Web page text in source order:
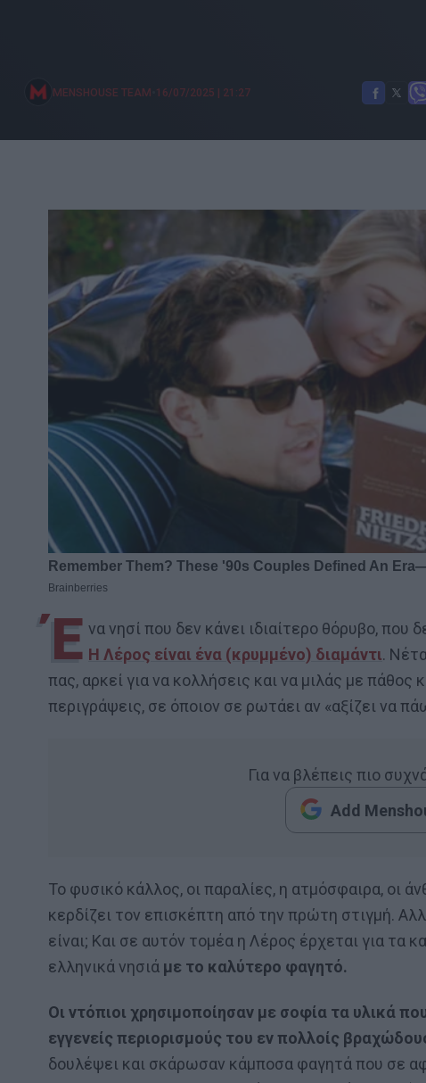
MENSHOUSE TEAM 16/07/2025 | 21:27
Έ να νησί που δεν κάνει ιδιαίτερο θόρυβο,
Η Λέρος είναι ένα (κρυμμένο) διαμάντι.
πας, αρκεί για να κολλήσεις και να μιλάς με πάθος
περιγράψεις, σε όποιον σε ρωτάει αν «αξίζει να
Για να βλέπεις πιο
Add
Το φυσικό κάλλος, οι παραλίες, η ατμόσφαιρα, οι
κερδίζει τον επισκέπτη από την πρώτη στιγμή.
είναι; Και σε αυτόν τομέα η Λέρος έρχεται για τα
ελληνικά νησιά με το καλύτερο φαγητό.
Οι ντόπιοι χρησιμοποίησαν με σοφία τα υλικά
εγγενείς περιορισμούς του εν πολλοίς
δουλέψει και σκάρωσαν κάμποσα φαγητά που σε